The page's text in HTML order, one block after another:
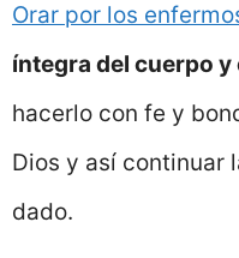
Orar por los
íntegra del cuerpo y
hacerlo con fe y
Dios y así continuar
dado.